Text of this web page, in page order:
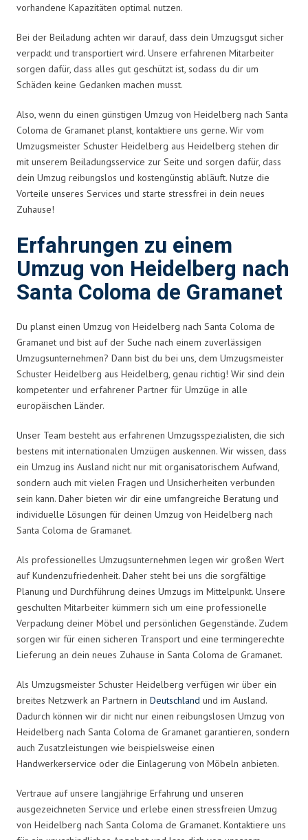
vorhandene Kapazitäten optimal nutzen.
Bei der Beiladung achten wir darauf, dass dein Umzugsgut sicher
verpackt und transportiert wird. Unsere erfahrenen Mitarbeiter
sorgen dafür, dass alles gut geschützt ist, sodass du dir um
Schäden keine Gedanken machen musst.
Also, wenn du einen günstigen Umzug von Heidelberg nach Santa
Coloma de Gramanet planst, kontaktiere uns gerne. Wir vom
Umzugsmeister Schuster Heidelberg aus Heidelberg stehen dir
mit unserem Beiladungsservice zur Seite und sorgen dafür, dass
dein Umzug reibungslos und kostengünstig abläuft. Nutze die
Vorteile unseres Services und starte stressfrei in dein neues
Zuhause!
Erfahrungen zu einem
Umzug von Heidelberg nach
Santa Coloma de Gramanet
Du planst einen Umzug von Heidelberg nach Santa Coloma de
Gramanet und bist auf der Suche nach einem zuverlässigen
Umzugsunternehmen? Dann bist du bei uns, dem Umzugsmeister
Schuster Heidelberg aus Heidelberg, genau richtig! Wir sind dein
kompetenter und erfahrener Partner für Umzüge in alle
europäischen Länder.
Unser Team besteht aus erfahrenen Umzugsspezialisten, die sich
bestens mit internationalen Umzügen auskennen. Wir wissen, dass
ein Umzug ins Ausland nicht nur mit organisatorischem Aufwand,
sondern auch mit vielen Fragen und Unsicherheiten verbunden
sein kann. Daher bieten wir dir eine umfangreiche Beratung und
individuelle Lösungen für deinen Umzug von Heidelberg nach
Santa Coloma de Gramanet.
Als professionelles Umzugsunternehmen legen wir großen Wert
auf Kundenzufriedenheit. Daher steht bei uns die sorgfältige
Planung und Durchführung deines Umzugs im Mittelpunkt. Unsere
geschulten Mitarbeiter kümmern sich um eine professionelle
Verpackung deiner Möbel und persönlichen Gegenstände. Zudem
sorgen wir für einen sicheren Transport und eine termingerechte
Lieferung an dein neues Zuhause in Santa Coloma de Gramanet.
Als Umzugsmeister Schuster Heidelberg verfügen wir über ein
breites Netzwerk an Partnern in Deutschland und im Ausland.
Dadurch können wir dir nicht nur einen reibungslosen Umzug von
Heidelberg nach Santa Coloma de Gramanet garantieren, sondern
auch Zusatzleistungen wie beispielsweise einen
Handwerkerservice oder die Einlagerung von Möbeln anbieten.
Vertraue auf unsere langjährige Erfahrung und unseren
ausgezeichneten Service und erlebe einen stressfreien Umzug
von Heidelberg nach Santa Coloma de Gramanet. Kontaktiere uns